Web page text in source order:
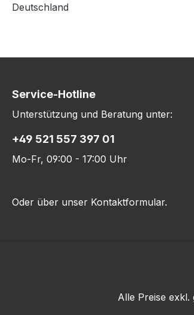
Deutschland
Service-Hotline
Unterstützung und Beratung unter:
+49 521 557 397 01
Mo-Fr, 09:00 - 17:00 Uhr
Oder über unser Kontaktformular.
Alle Preise